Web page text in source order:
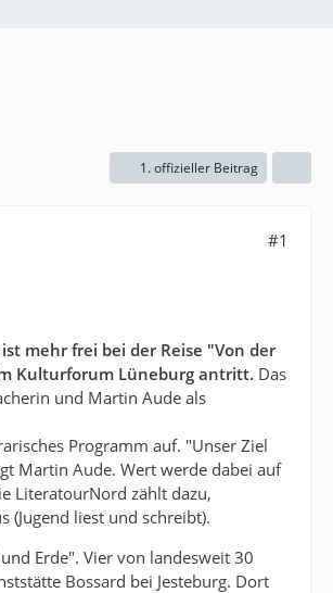
1. offizieller Beitrag
#1
mehr frei bei der Reise "Von der
Kulturforum Lüneburg antritt. Das
und Martin Aude als
Programm auf. "Unser Ziel
Martin Aude. Wert werde dabei auf
LiteratourNord zählt dazu,
(Jugend liest und schreibt).
Erde". Vier von landesweit 30
Bossard bei Jesteburg. Dort